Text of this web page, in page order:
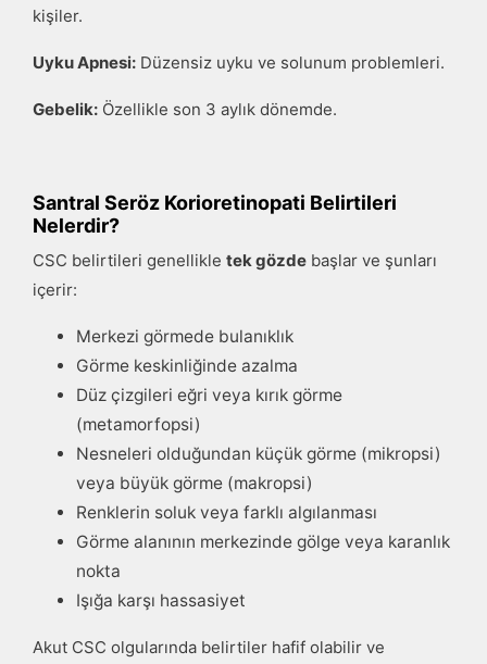
kişiler.
Uyku Apnesi: Düzensiz uyku ve solunum problemleri.
Gebelik: Özellikle son 3 aylık dönemde.
Santral Seröz Korioretinopati Belirtileri
Nelerdir?
CSC belirtileri genellikle tek gözde başlar ve şunları
içerir:
Merkezi görmede bulanıklık
Görme keskinliğinde azalma
Düz çizgileri eğri veya kırık görme
(metamorfopsi)
Nesneleri olduğundan küçük görme (mikropsi)
veya büyük görme (makropsi)
Renklerin soluk veya farklı algılanması
Görme alanının merkezinde gölge veya karanlık
nokta
Işığa karşı hassasiyet
Akut CSC olgularında belirtiler hafif olabilir ve